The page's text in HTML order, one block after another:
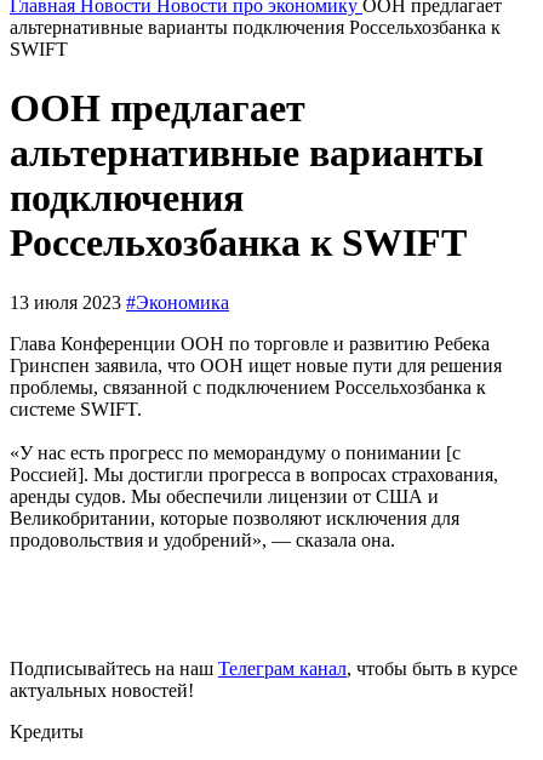
Главная Новости Новости про экономику ООН предлагает
альтернативные варианты подключения Россельхозбанка к
SWIFT
ООН предлагает
альтернативные варианты
подключения
Россельхозбанка к SWIFT
13 июля 2023 #Экономика
Глава Конференции ООН по торговле и развитию Ребека
Гринспен заявила, что ООН ищет новые пути для решения
проблемы, связанной с подключением Россельхозбанка к
системе SWIFT.
«У нас есть прогресс по меморандуму о понимании [с
Россией]. Мы достигли прогресса в вопросах страхования,
аренды судов. Мы обеспечили лицензии от США и
Великобритании, которые позволяют исключения для
продовольствия и удобрений», — сказала она.
Подписывайтесь на наш Телеграм канал, чтобы быть в курсе
актуальных новостей!
Кредиты